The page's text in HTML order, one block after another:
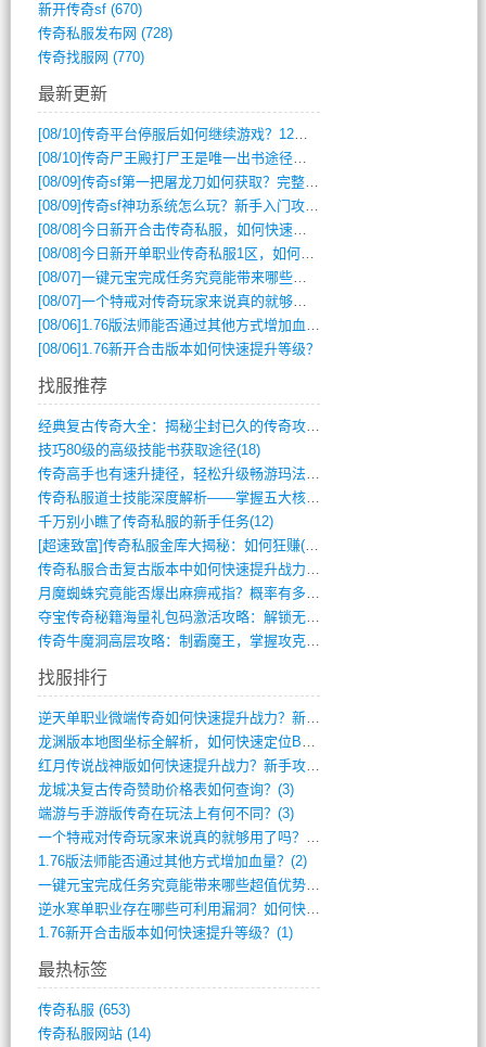
新开传奇sf(670)
传奇私服发布网 (728)
传奇找服网 (770)
最新更新
[08/10]传奇平台停服后如何继续游戏？12月6日停服影响攻略吗？
[08/10]传奇尸王殿打尸王是唯一出书途径吗？
[08/09]传奇sf第一把屠龙刀如何获取？完整攻略揭秘
[08/09]传奇sf神功系统怎么玩？新手入门攻略全解析
[08/08]今日新开合击传奇私服，如何快速提升角色战力？
[08/08]今日新开单职业传奇私服1区，如何快速升级与获取顶级装备？
[08/07]一键元宝完成任务究竟能带来哪些超值优势？
[08/07]一个特戒对传奇玩家来说真的就够用了吗？
[08/06] 1.76版法师能否通过其他方式增加血量？
[08/06] 1.76新开合击版本如何快速提升等级？
找服推荐
经典复古传奇大全：揭秘尘封已久的传奇攻略(348)
技巧80级的高级技能书获取途径(18)
传奇高手也有速升捷径，轻松升级畅游玛法(11)
传奇私服道士技能深度解析——掌握五大核心(956)
千万别小瞧了传奇私服的新手任务(12)
[超速致富]传奇私服金库大揭秘：如何狂赚(590)
传奇私服合击复古版本中如何快速提升战力与(917)
月魔蜘蛛究竟能否爆出麻痹戒指？概率有多大(11)
夺宝传奇秘籍海量礼包码激活攻略：解锁无限(587)
传奇牛魔洞高层攻略：制霸魔王，掌握攻克要(12)
找服排行
逆天单职业微端传奇如何快速提升战力？新手(4)
龙渊版本地图坐标全解析，如何快速定位BO(4)
红月传说战神版如何快速提升战力？新手攻略(3)
龙城决复古传奇赞助价格表如何查询？(3)
端游与手游版传奇在玩法上有何不同？(3)
一个特戒对传奇玩家来说真的就够用了吗？(2)
1.76版法师能否通过其他方式增加血量？(2)
一键元宝完成任务究竟能带来哪些超值优势？(1)
逆水寒单职业存在哪些可利用漏洞？如何快速(1)
1.76新开合击版本如何快速提升等级？(1)
最热标签
传奇私服 (653)
传奇私服网站(14)